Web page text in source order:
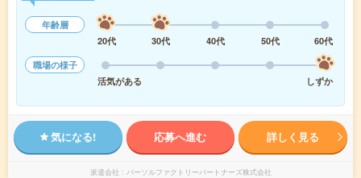
年齢層
20代
30代 40代 50代
60代
職場の様子
活気がある
しずか
気になる! 応募へ進む 詳しく見る
派遣会社 パーソルファクトリーパートナーズ株式会社